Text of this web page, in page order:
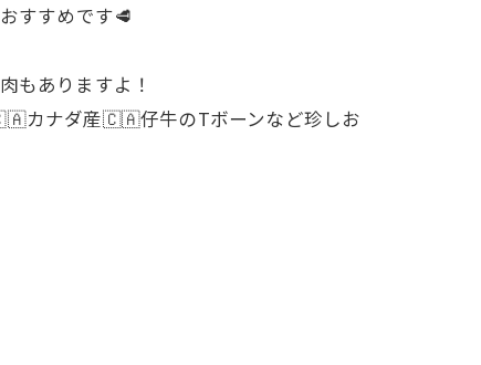
すすめです🥩
ありますよ！
カナダ産🇨🇦仔牛のTボーンなど珍しお